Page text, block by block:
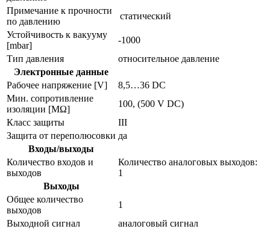
Примечание к прочности
по давлению
статический
Устойчивость к вакууму
[mbar]
-1000
Тип давления
относительное давление
Электронные данные
Рабочее напряжение [V]
8,5…36 DC
Мин. сопротивление
изоляции [MΩ]
100, (500 V DC)
Класс защиты
III
Защита от переполюсовки да
Входы/выходы
Количество входов и
выходов
Количество аналоговых выходов:
1
Выходы
Общее количество
выходов
1
Выходной сигнал
аналоговый сигнал